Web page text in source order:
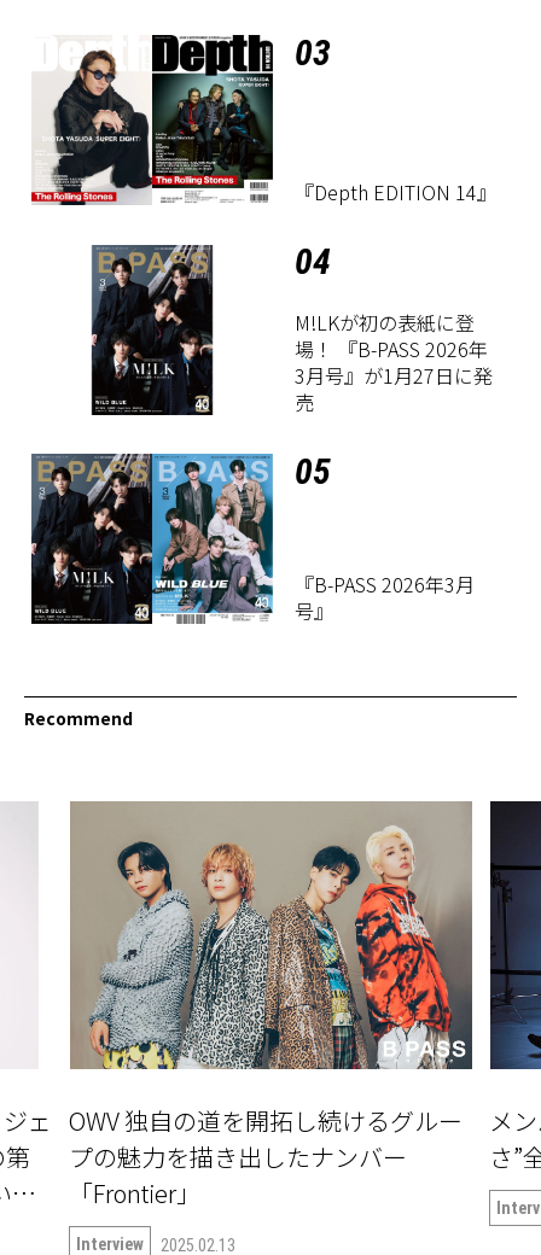
03
『Depth EDITION 14』
04
M!LKが初の表紙に登
場！ 『B-PASS 2026年
3月号』が1月27日に発
売
05
『B-PASS 2026年3月
号』
Recommend
ェ
第
て
OWV 独自の道を開拓し続けるグルー
プの魅力を描き出したナンバー
「Frontier」
Interview 2025.02.13
メ
さ”